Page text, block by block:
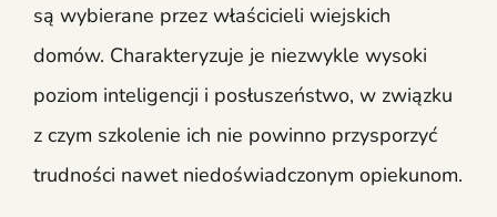
są wybierane przez właścicieli wiejskich
domów. Charakteryzuje je niezwykle wysoki
poziom inteligencji i posłuszeństwo, w związku
z czym szkolenie ich nie powinno przysporzyć
trudności nawet niedoświadczonym opiekunom.